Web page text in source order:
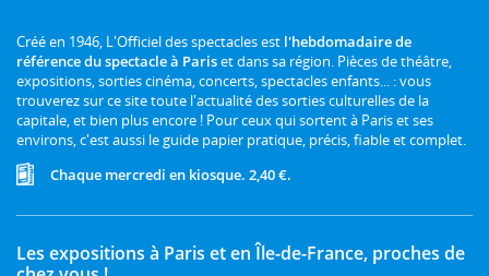
Créé en 1946, L'Officiel des spectacles est l'hebdomadaire de
référence du spectacle à Pariset dans sa région. Pièces de théâtre,
expositions, sorties cinéma, concerts, spectacles enfants... : vous
trouverez sur ce site toute l'actualité des sorties culturelles de la
capitale, et bien plus encore ! Pour ceux qui sortent à Paris et ses
environs, c'est aussi le guide papier pratique, précis, fiable et complet.
Chaque mercredi en kiosque. 2,40 €.
Les expositions à Paris et en Île-de-France, proches de